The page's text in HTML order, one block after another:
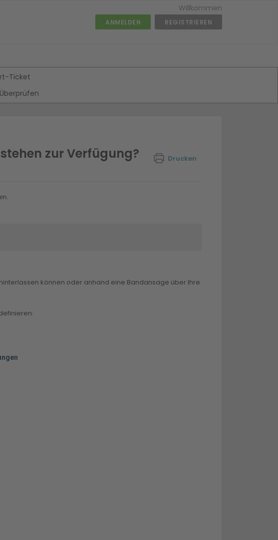
Willkommen
ANMELDEN REGISTRIEREN
Ticket
zur Verfügung? Drucken
können oder anhand eine Bandansage über Ihre